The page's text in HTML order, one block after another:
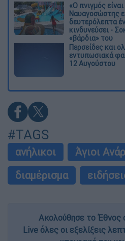
«Ο πνιγμός
Ναυαγοσώστης
δευτερόλεπτα
κινδυνεύσει -
«βάρδια» του
Περσείδες και
εντυπωσιακά
12 Αυγούστου
#TAGS
ανήλικοι Άγιοι
διαμέρισμα
Ακολούθησε το Έθνος
Live όλες οι εξελίξεις